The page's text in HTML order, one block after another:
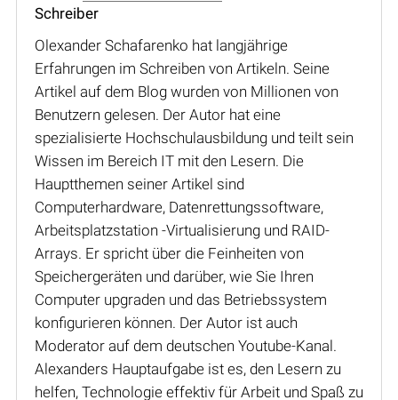
Schreiber
Olexander Schafarenko hat langjährige
Erfahrungen im Schreiben von Artikeln. Seine
Artikel auf dem Blog wurden von Millionen von
Benutzern gelesen. Der Autor hat eine
spezialisierte Hochschulausbildung und teilt sein
Wissen im Bereich IT mit den Lesern. Die
Hauptthemen seiner Artikel sind
Computerhardware, Datenrettungssoftware,
Arbeitsplatzstation -Virtualisierung und RAID-
Arrays. Er spricht über die Feinheiten von
Speichergeräten und darüber, wie Sie Ihren
Computer upgraden und das Betriebssystem
konfigurieren können. Der Autor ist auch
Moderator auf dem deutschen Youtube-Kanal.
Alexanders Hauptaufgabe ist es, den Lesern zu
helfen, Technologie effektiv für Arbeit und Spaß zu